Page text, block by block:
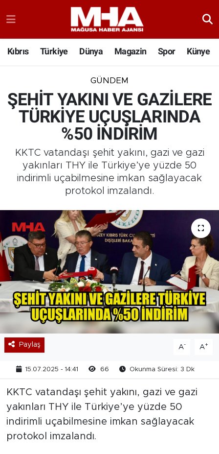
Kıbrıs Türkiye Dünya Magazin Spor Künye
GÜNDEM
ŞEHİT YAKINI VE GAZİLERE
TÜRKİYE UÇUŞLARINDA
%50 İNDİRİM
KKTC vatandaşı şehit yakını, gazi ve gazi
yakınları THY ile Türkiye’ye yüzde 50
indirimli uçabilmesine imkan sağlayacak
protokol imzalandı.
Paylaş A- A+
15.07.2025 - 14:41 66 Okunma Süresi: 3 Dk
KKTC vatandaşı şehit yakını, gazi ve gazi
yakınları THY ile Türkiye’ye yüzde 50
indirimli uçabilmesine imkan sağlayacak
protokol imzalandı.